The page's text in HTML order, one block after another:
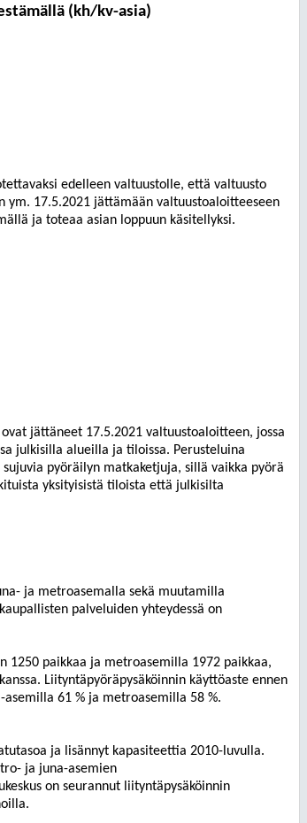
(kh/kv-asia)
edelleen valtuustolle, että valtuusto
ym. 17.5.2021 jättämään valtuustoaloitteeseen
ja toteaa asian loppuun käsitellyksi.
jättäneet 17.5.2021 valtuustoaloitteen, jossa
julkisilla alueilla ja tiloissa. Perusteluina
pyöräilyn matkaketjuja, sillä vaikka pyörä
yksityisistä tiloista että julkisilta
ja metroasemalla sekä muutamilla
palveluiden yhteydessä on
1250 paikkaa ja metroasemilla 1972 paikkaa,
Liityntäpyöräpysäköinnin käyttöaste ennen
61 % ja metroasemilla 58 %.
ja lisännyt kapasiteettia 2010-luvulla.
ja juna-asemien
onseurannut liityntäpysäköinnin